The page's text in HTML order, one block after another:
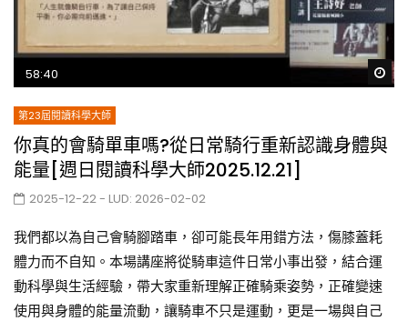
58:40
第23屆閱讀科學大師
你真的會騎單車嗎?從日常騎行重新認識身體與
能量[週日閱讀科學大師2025.12.21]
2025-12-22- LUD: 2026-02-02
我們都以為自己會騎腳踏車，卻可能長年用錯方法，傷膝蓋耗
體力而不自知。本場講座將從騎車這件日常小事出發，結合運
動科學與生活經驗，帶大家重新理解正確騎乘姿勢，正確變速
使用與身體的能量流動，讓騎車不只是運動，更是一場與自己